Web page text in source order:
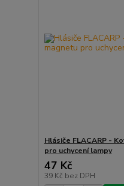
Hlásiče FLACARP -
pro uchycení lampy
47 Kč
39 Kč bez DPH